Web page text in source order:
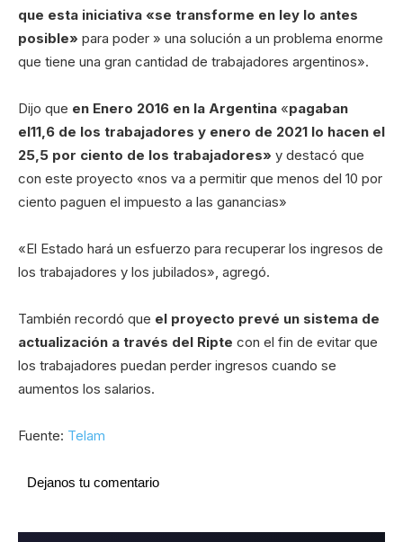
que esta iniciativa «se transforme en ley lo antes
posible» para poder » una solución a un problema enorme
que tiene una gran cantidad de trabajadores argentinos».
Dijo que en Enero 2016 en la Argentina «pagaban
el11,6 de los trabajadores y enero de 2021 lo hacen el
25,5 por ciento de los trabajadores» y destacó que
con este proyecto «nos va a permitir que menos del 10 por
ciento paguen el impuesto a las ganancias»
«El Estado hará un esfuerzo para recuperar los ingresos de
los trabajadores y los jubilados», agregó.
También recordó que el proyecto prevé un sistema de
actualización a través del Ripte con el fin de evitar que
los trabajadores puedan perder ingresos cuando se
aumentos los salarios.
Fuente: Telam
Dejanos tu comentario